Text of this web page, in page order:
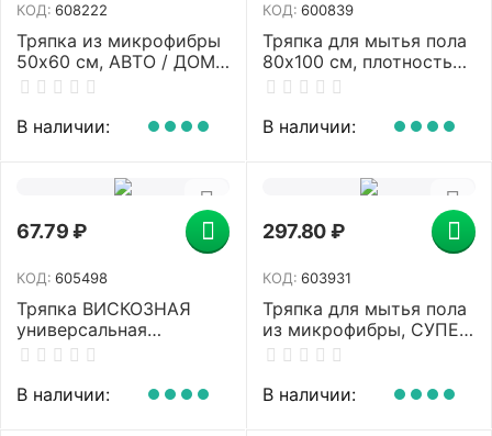
КОД: 608222
Тряпка из микрофибры
50х60 см, АВТО / ДОМ /
ОФИС, "OVERLOCK
220 г/м2, LAIMA HOME,
В наличии:
КОД: 600839
Тряпка для мытья пола
80х100 см, плотность
200 г/м2, 100% вискоза,
LAIMA, 600839
В наличии:
67.79 ₽
КОД: 605498
Тряпка ВИСКОЗНАЯ
универсальная
STANDART, 50х60 см,
ЛЮБАША, К4118,
В наличии:
297.80₽
КОД: 603931
Тряпка для мытья пола
из микрофибры, СУПЕР
ПЛОТНАЯ, 70х80 см,
LAIMA, 603931
В наличии: